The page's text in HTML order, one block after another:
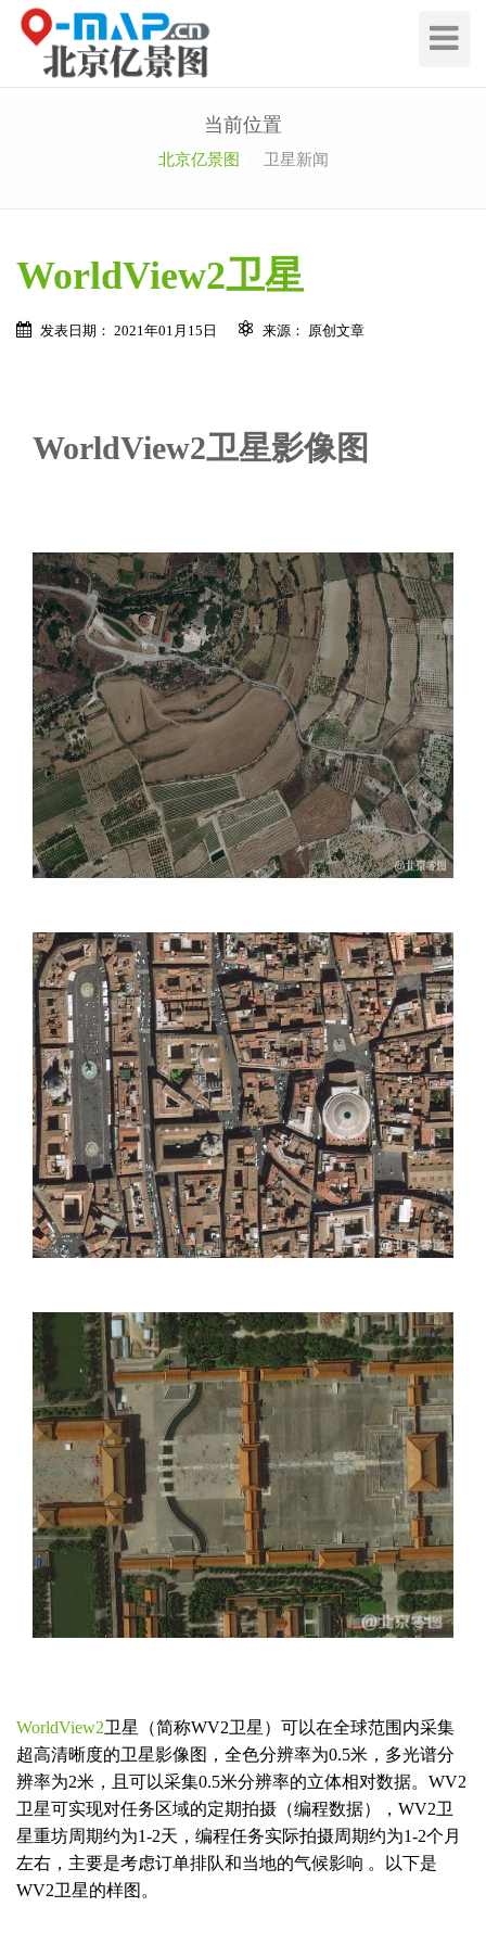
切
导
当前位置
北京亿景图 卫星新闻
WorldView2卫星
发表日期： 2021年01月15日 来源： 原创文章
WorldView2卫星影像图
WorldView2卫星（简称WV2卫星）可以在全球范围内采集
超高清晰度的卫星影像图，全色分辨率为0.5米，多光谱分
辨率为2米，且可以采集0.5米分辨率的立体相对数据。WV2
卫星可实现对任务区域的定期拍摄（编程数据），WV2卫
星重坊周期约为1-2天，编程任务实际拍摄周期约为1-2个月
左右，主要是考虑订单排队和当地的气候影响 。以下是
WV2卫星的样图。